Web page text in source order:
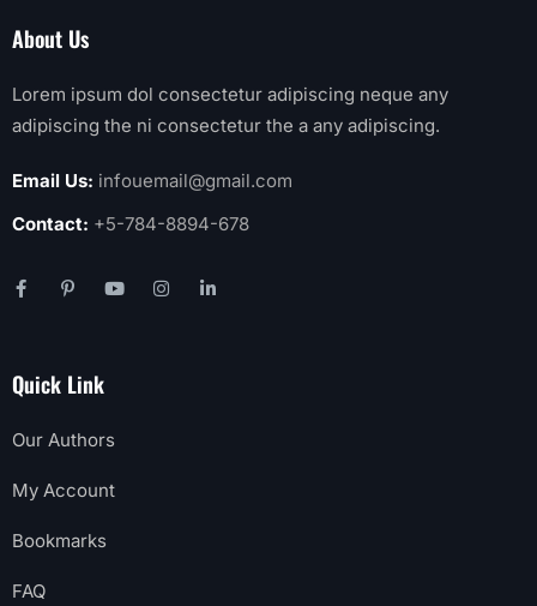
About Us
Lorem ipsum dol consectetur adipiscing neque any
adipiscing the ni consectetur the a any adipiscing.
Email Us: infouemail@gmail.com
Contact: +5-784-8894-678
Quick Link
Our Authors
My Account
Bookmarks
FAQ